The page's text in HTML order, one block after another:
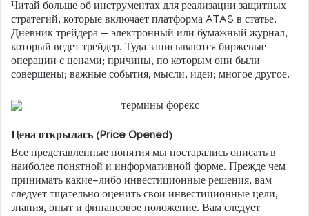
Читай больше об инструментах для реализации защитных
стратегий, которые включает платформа ATAS в статье.
Дневник трейдера — электронный или бумажный журнал,
который ведет трейдер. Туда записываются биржевые
операции с ценами; причины, по которым они были
совершены; важные события, мысли, идеи; многое другое.
Цена открылась (Price Opened)
Все представленные понятия мы постарались описать в
наиболее понятной и информативной форме. Прежде чем
принимать какие-либо инвестиционные решения, вам
следует тщательно оценить свои инвестиционные цели,
знания, опыт и финансовое положение. Вам следует